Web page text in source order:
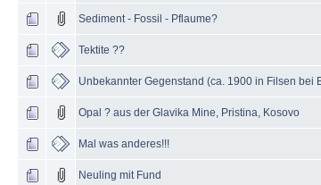
Sediment - Fossil - Pflaume?
Tektite ??
Unbekannter Gegenstand (ca. 1900 in Filsen bei
Opal ? aus der Glavika Mine, Pristina, Kosovo
Mal was anderes!!!
Neuling mit Fund